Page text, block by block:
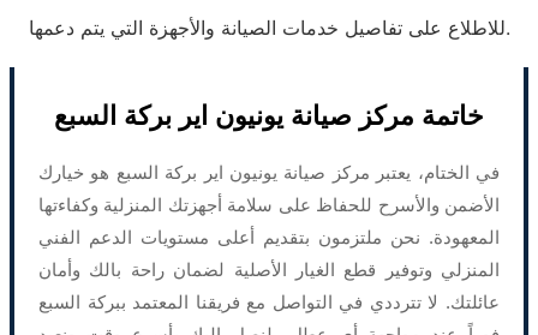
للاطلاع على تفاصيل خدمات الصيانة والأجهزة التي يتم دعمها.
خاتمة مركز صيانة يونيون اير بركة السبع
في الختام، يعتبر مركز صيانة يونيون اير بركة السبع هو خيارك
الأضمن والأسرح للحفاظ على سلامة أجهزتك المنزلية وكفاءتها
المعهودة. نحن ملتزمون بتقديم أعلى مستويات الدعم الفني
المنزلي وتوفير قطع الغيار الأصلية لضمان راحة بالك وأمان
عائلتك. لا تترددي في التواصل مع فريقنا المعتمد ببركة السبع